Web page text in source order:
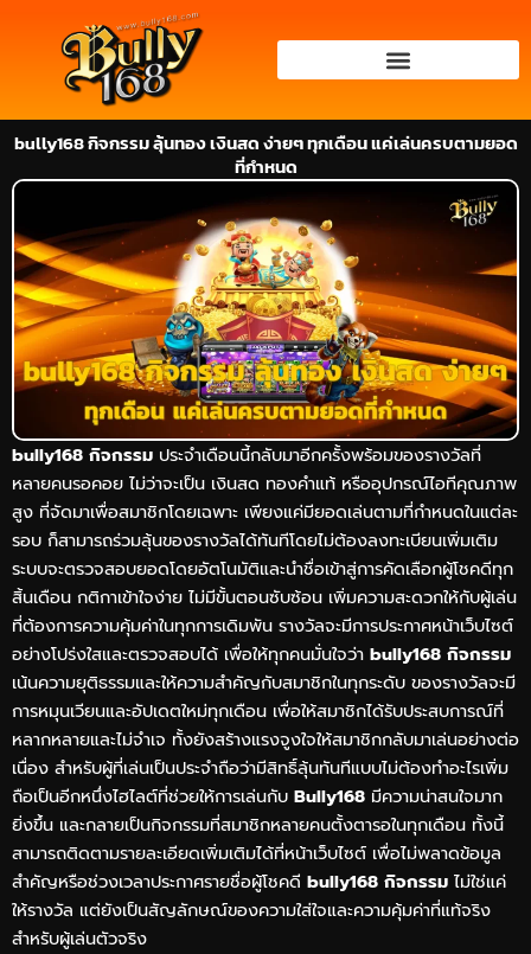
bully168 กิจกรรม ลุ้นทอง เงินสด ง่ายๆ ทุกเดือน แค่เล่นครบตามยอด
ที่กำหนด
bully168 กิจกรรม ประจำเดือนนี้กลับมาอีกครั้งพร้อมของรางวัลที่
หลายคนรอคอย ไม่ว่าจะเป็น เงินสด ทองคำแท้ หรืออุปกรณ์ไอทีคุณภาพ
สูง ที่จัดมาเพื่อสมาชิกโดยเฉพาะ เพียงแค่มียอดเล่นตามที่กำหนดในแต่ละ
รอบ ก็สามารถร่วมลุ้นของรางวัลได้ทันทีโดยไม่ต้องลงทะเบียนเพิ่มเติม
ระบบจะตรวจสอบยอดโดยอัตโนมัติและนำชื่อเข้าสู่การคัดเลือกผู้โชคดีทุก
สิ้นเดือน กติกาเข้าใจง่าย ไม่มีขั้นตอนซับซ้อน เพิ่มความสะดวกให้กับผู้เล่น
ที่ต้องการความคุ้มค่าในทุกการเดิมพัน รางวัลจะมีการประกาศหน้าเว็บไซต์
อย่างโปร่งใสและตรวจสอบได้ เพื่อให้ทุกคนมั่นใจว่า bully168 กิจกรรม
เน้นความยุติธรรมและให้ความสำคัญกับสมาชิกในทุกระดับ ของรางวัลจะมี
การหมุนเวียนและอัปเดตใหม่ทุกเดือน เพื่อให้สมาชิกได้รับประสบการณ์ที่
หลากหลายและไม่จำเจ ทั้งยังสร้างแรงจูงใจให้สมาชิกกลับมาเล่นอย่างต่อ
เนื่อง สำหรับผู้ที่เล่นเป็นประจำถือว่ามีสิทธิ์ลุ้นทันทีแบบไม่ต้องทำอะไรเพิ่ม
ถือเป็นอีกหนึ่งไฮไลต์ที่ช่วยให้การเล่นกับ Bully168 มีความน่าสนใจมาก
ยิ่งขึ้น และกลายเป็นกิจกรรมที่สมาชิกหลายคนตั้งตารอในทุกเดือน ทั้งนี้
สามารถติดตามรายละเอียดเพิ่มเติมได้ที่หน้าเว็บไซต์ เพื่อไม่พลาดข้อมูล
สำคัญหรือช่วงเวลาประกาศรายชื่อผู้โชคดี bully168 กิจกรรม ไม่ใช่แค่
ให้รางวัล แต่ยังเป็นสัญลักษณ์ของความใส่ใจและความคุ้มค่าที่แท้จริง
สำหรับผู้เล่นตัวจริง